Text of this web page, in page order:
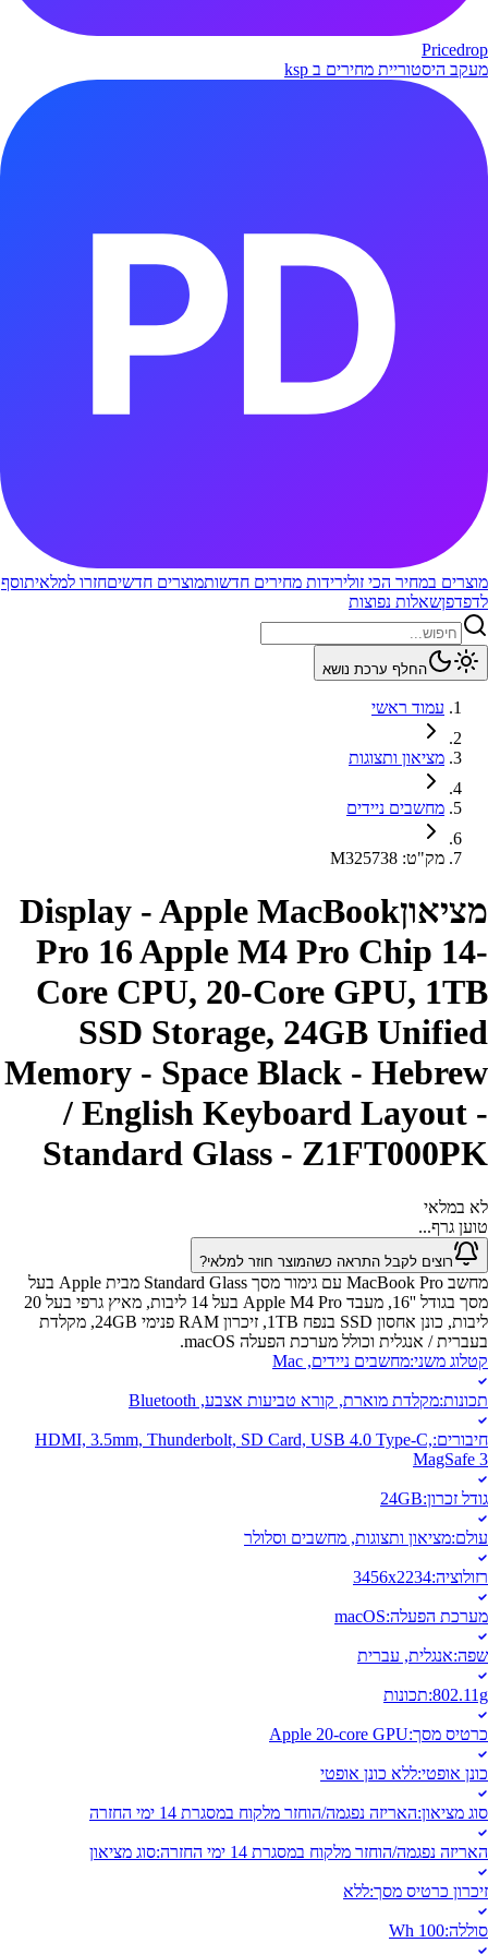
Pricedrop
מעקב היסטוריית מחירים ב ksp
מוצרים במחיר הכי זולירידות מחירים חדשותמוצרים חדשיםחזרו למלאיתוסף
לדפדפןשאלות נפוצות
החלף ערכת נושא
עמוד ראשי
מציאון ותצוגות
מחשבים ניידים
מק"ט:
M325738
מציאוןDisplay - Apple MacBook
Pro 16 Apple M4 Pro Chip 14-
Core CPU, 20-Core GPU, 1TB
SSD Storage, 24GB Unified
Memory - Space Black - Hebrew
/ English Keyboard Layout -
Standard Glass - Z1FT000PK
לא במלאי
טוען גרף...
רוצים לקבל התראה כשהמוצר חוזר למלאי?
מחשב MacBook Pro עם גימור מסך Standard Glass מבית Apple בעל
מסך בגודל ''16, מעבד Apple M4 Pro בעל 14 ליבות, מאיץ גרפי בעל 20
ליבות, כונן אחסון SSD בנפח 1TB, זיכרון RAM פנימי 24GB, מקלדת
בעברית / אנגלית וכולל מערכת הפעלה macOS.
קטלוג משני:מחשבים ניידים, Mac
תכונות:מקלדת מוארת, קורא טביעות אצבע, Bluetooth
חיבורים:
HDMI, 3.5mm, Thunderbolt, SD Card, USB 4.0 Type-C,
MagSafe 3
גודל זכרון:
24GB
עולם:מציאון ותצוגות, מחשבים וסלולר
רזולוציה:
3456x2234
מערכת הפעלה:
macOS
שפה:אנגלית, עברית
802.11g
:תכונות
כרטיס מסך:
Apple 20-core GPU
כונן אופטי:ללא כונן אופטי
סוג מציאון:האריזה נפגמה/הוחזר מלקוח במסגרת 14 ימי החזרה
האריזה נפגמה/הוחזר מלקוח במסגרת 14 ימי החזרה :סוג מציאון
זיכרון כרטיס מסך:ללא
סוללה:
Wh 100